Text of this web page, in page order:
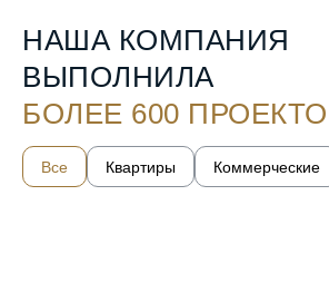
НАША КОМПАНИЯ
ВЫПОЛНИЛА
БОЛЕЕ 600
Все Квартиры Коммерческие